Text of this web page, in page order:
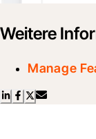
Weitere
Manage